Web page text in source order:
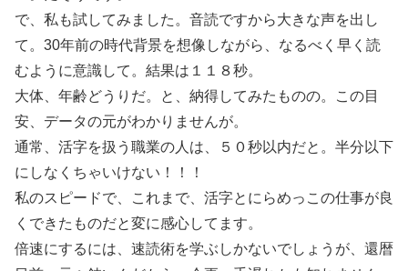
で、私も試してみました。音読ですから大きな声を出し
て。30年前の時代背景を想像しながら、なるべく早く読
むように意識して。結果は１１８秒。
大体、年齢どうりだ。と、納得してみたものの。この目
安、データの元がわかりませんが。
通常、活字を扱う職業の人は、５０秒以内だと。半分以下
にしなくちゃいけない！！！
私のスピードで、これまで、活字とにらめっこの仕事が良
くできたものだと変に感心してます。
倍速にするには、速読術を学ぶしかないでしょうが、還暦